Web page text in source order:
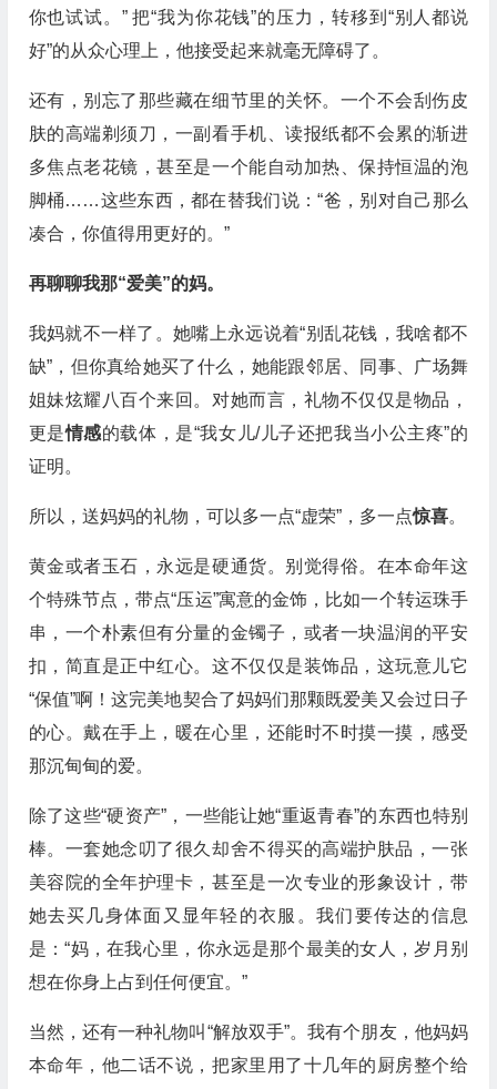
你也试试。” 把“我为你花钱”的压力，转移到“别人都说
好”的从众心理上，他接受起来就毫无障碍了。
还有，别忘了那些藏在细节里的关怀。一个不会刮伤皮
肤的高端剃须刀，一副看手机、读报纸都不会累的渐进
多焦点老花镜，甚至是一个能自动加热、保持恒温的泡
脚桶……这些东西，都在替我们说：“爸，别对自己那么
凑合，你值得用更好的。”
再聊聊我那“爱美”的妈。
我妈就不一样了。她嘴上永远说着“别乱花钱，我啥都不
缺”，但你真给她买了什么，她能跟邻居、同事、广场舞
姐妹炫耀八百个来回。对她而言，礼物不仅仅是物品，
更是情感的载体，是“我女儿/儿子还把我当小公主疼”的
证明。
所以，送妈妈的礼物，可以多一点“虚荣”，多一点惊喜。
黄金或者玉石，永远是硬通货。别觉得俗。在本命年这
个特殊节点，带点“压运”寓意的金饰，比如一个转运珠手
串，一个朴素但有分量的金镯子，或者一块温润的平安
扣，简直是正中红心。这不仅仅是装饰品，这玩意儿它
“保值”啊！这完美地契合了妈妈们那颗既爱美又会过日子
的心。戴在手上，暖在心里，还能时不时摸一摸，感受
那沉甸甸的爱。
除了这些“硬资产”，一些能让她“重返青春”的东西也特别
棒。一套她念叨了很久却舍不得买的高端护肤品，一张
美容院的全年护理卡，甚至是一次专业的形象设计，带
她去买几身体面又显年轻的衣服。我们要传达的信息
是：“妈，在我心里，你永远是那个最美的女人，岁月别
想在你身上占到任何便宜。”
当然，还有一种礼物叫“解放双手”。我有个朋友，他妈妈
本命年，他二话不说，把家里用了十几年的厨房整个给